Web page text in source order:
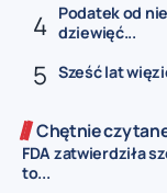
Podatek od
dziewięć...
Sześć lat
Chętnie
FDA zatwierdziła
to...